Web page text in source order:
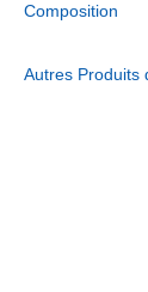
Composition
Autres Produits